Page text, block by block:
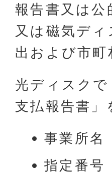
報告書又は
又は磁気デ
出および市
光ディスク
支払報告書
事業所名
指定番号